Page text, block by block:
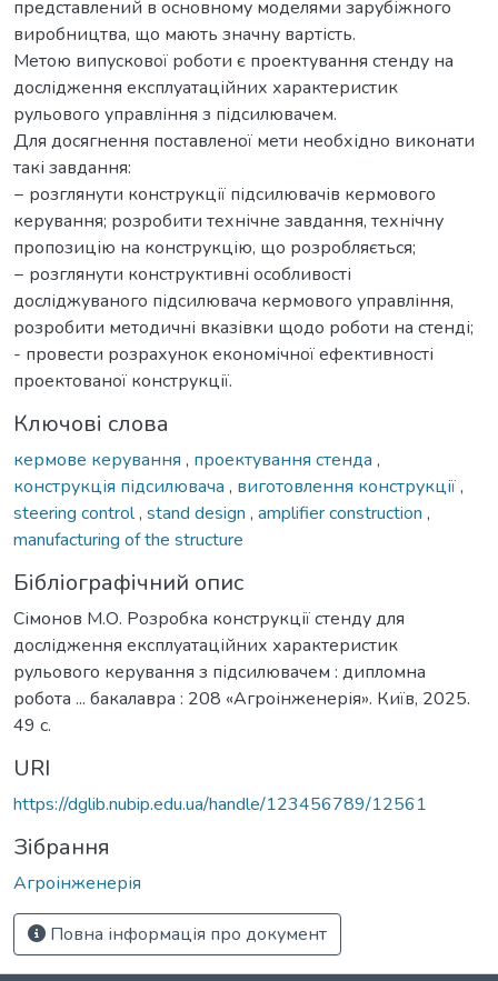
представлений в основному моделями зарубіжного
виробництва, що мають значну вартість.
Метою випускової роботи є проектування стенду на
дослідження експлуатаційних характеристик
рульового управління з підсилювачем.
Для досягнення поставленої мети необхідно виконати
такі завдання:
− розглянути конструкції підсилювачів кермового
керування; розробити технічне завдання, технічну
пропозицію на конструкцію, що розробляється;
− розглянути конструктивні особливості
досліджуваного підсилювача кермового управління,
розробити методичні вказівки щодо роботи на стенді;
- провести розрахунок економічної ефективності
проектованої конструкції.
Ключові слова
кермове керування , проектування стенда ,
конструкція підсилювача , виготовлення конструкції,
steering control, stand design , amplifier construction ,
manufacturing of the structure
Бібліографічний опис
Сімонов М.О. Розробка конструкції стенду для
дослідження експлуатаційних характеристик
рульового керування з підсилювачем : дипломна
робота ... бакалавра : 208 «Агроінженерія». Київ, 2025.
49 с.
URI
https://dglib.nubip.edu.ua/handle/123456789/12561
Зібрання
Агроінженерія
Повна інформація про документ